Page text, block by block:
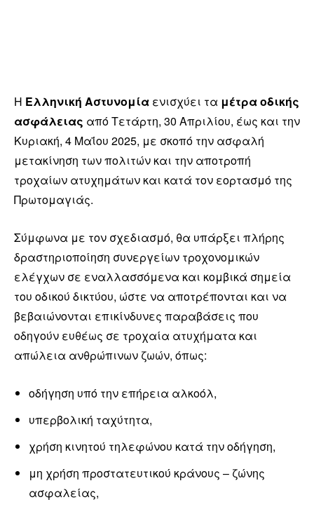
Η Ελληνική Αστυνομία ενισχύει τα μέτρα οδικής
ασφάλειας από Τετάρτη, 30 Απριλίου, έως και την
Κυριακή, 4 Μαΐου 2025, με σκοπό την ασφαλή
μετακίνηση των πολιτών και την αποτροπή
τροχαίων ατυχημάτων και κατά τον εορτασμό της
Πρωτομαγιάς.
Σύμφωνα με τον σχεδιασμό, θα υπάρξει πλήρης
δραστηριοποίηση συνεργείων τροχονομικών
ελέγχων σε εναλλασσόμενα και κομβικά σημεία
του οδικού δικτύου, ώστε να αποτρέπονται και να
βεβαιώνονται επικίνδυνες παραβάσεις που
οδηγούν ευθέως σε τροχαία ατυχήματα και
απώλεια ανθρώπινων ζωών, όπως:
οδήγηση υπό την επήρεια αλκοόλ,
υπερβολική ταχύτητα,
χρήση κινητού τηλεφώνου κατά την οδήγηση,
μη χρήση προστατευτικού κράνους – ζώνης
ασφαλείας,